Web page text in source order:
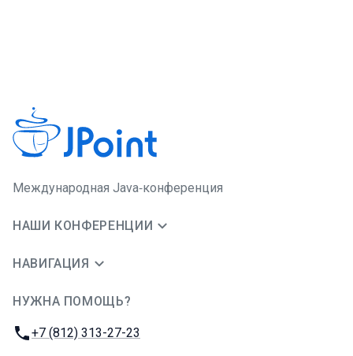
Международная Java‑конференция
НАШИ КОНФЕРЕНЦИИ
НАВИГАЦИЯ
НУЖНА ПОМОЩЬ?
Телефон:
+7 (812) 313-27-23